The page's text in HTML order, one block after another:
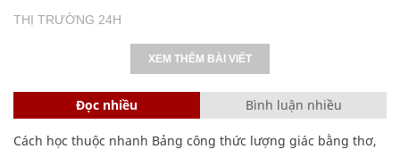
THỊ TRƯỜNG 24H
XEM THÊM BÀI VIẾT
Đọc nhiều Bình luận nhiều
Cách học thuộc nhanh Bảng công thức lượng giác bằng thơ,